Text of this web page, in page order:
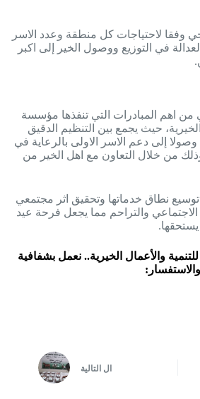
وفقا لاحتياجات كل منطقة وعدد الاسر
في التوزيع ووصول الخير إلى اكبر
من اهم المبادرات التي تنفذها مؤسسة
حيث يجمع بين التنظيم الدقيق
وصولا إلى دعم الاسر الاولى بالرعاية في
من خلال التعاون مع اهل الخير من
نطاق خدماتها وتحقيق اثر مجتمعي
والتراحم مما يجعل فرحة عيد
والأعمال الخيرية.. نعمل بشفافية
ال التالية